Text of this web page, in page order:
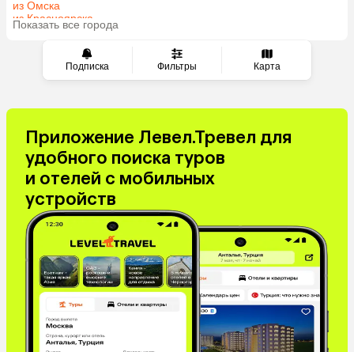
Подписка Фильтры Карта
из Омска
из Красноярска
из Волгограда
Показать все города
Приложение Левел.Тревел для
удобного поиска туров
и отелей с мобильных
устройств